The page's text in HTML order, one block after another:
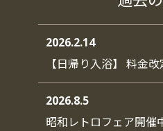
2026.2.14
【日帰り入浴】 料金
2026.8.5
昭和レトロフェア開催